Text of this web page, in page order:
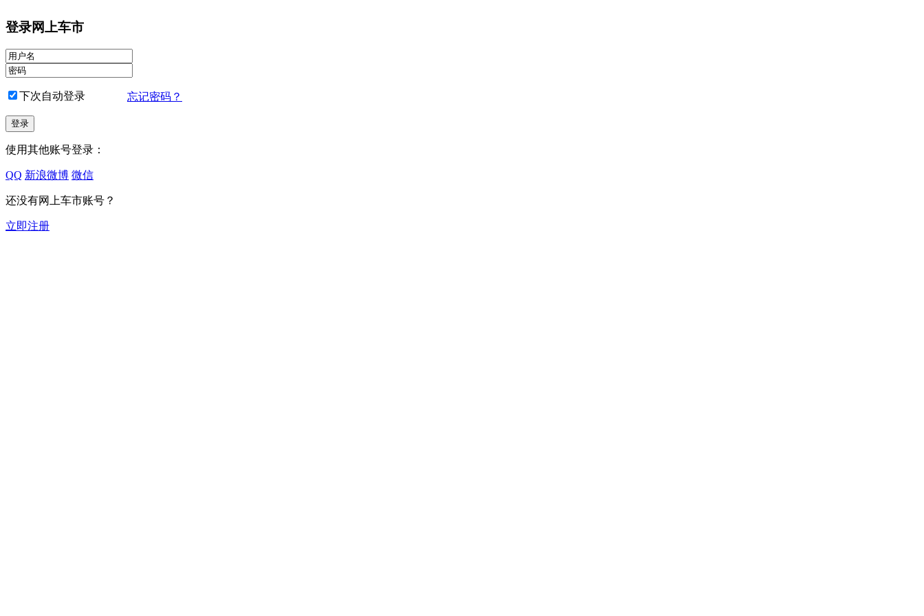
登录网上车市
下次自动登录 忘记密码？
使用其他账号登录：
QQ 新浪微博 微信
还没有网上车市账号？
立即注册